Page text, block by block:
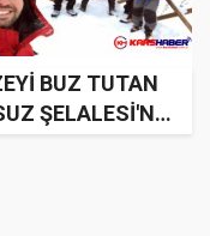
BUZ TUTAN
ŞELALESİ'NE